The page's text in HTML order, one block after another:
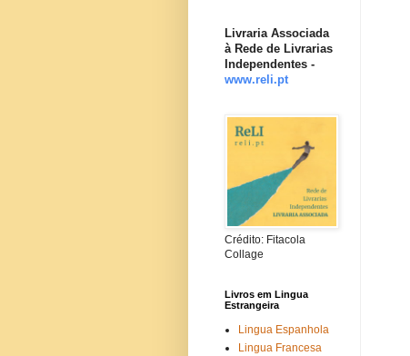
Livraria Associada
à Rede de Livrarias
Independentes -
www.reli.pt
Crédito: Fitacola
Collage
Livros em Lingua
Estrangeira
Lingua Espanhola
Lingua Francesa